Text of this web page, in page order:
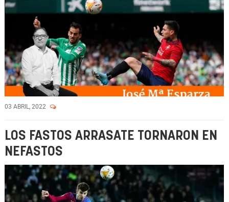
03 ABRIL, 2022
LOS FASTOS ARRASATE TORNARON EN
NEFASTOS